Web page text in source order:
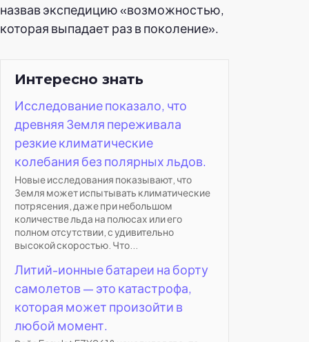
назвав экспедицию «возможностью,
которая выпадает раз в поколение».
Интересно знать
Исследование показало, что
древняя Земля переживала
резкие климатические
колебания без полярных льдов.
Новые исследования показывают, что
Земля может испытывать климатические
потрясения, даже при небольшом
количестве льда на полюсах или его
полном отсутствии, с удивительно
высокой скоростью. Что...
Литий-ионные батареи на борту
самолетов — это катастрофа,
которая может произойти в
любой момент.